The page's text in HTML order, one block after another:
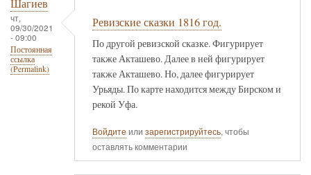
Шагиев
чт,
09/30/2021
- 09:00
Постоянная
ссылка
(Permalink)
Ревизские сказки 1816 год.
По другой ревизской сказке. Фигурирует
также Акташево. Далее в ней фигурирует
также Акташево. Но, далее фигурирует
Урьяды. По карте находится между Бирском и
рекой Уфа.
Войдите или зарегистрируйтесь, чтобы
оставлять комментарии